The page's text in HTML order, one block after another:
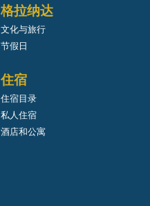
格拉纳达
文化与旅行
节假日
住宿
住宿目录
私人住宿
酒店和公寓